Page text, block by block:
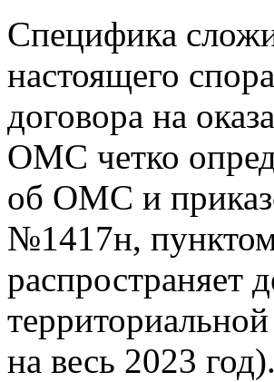
Специфика
настоящего
договора на
ОМС четко
об ОМС и
№1417н, пунктом
распространяет
на весь 2023 год).